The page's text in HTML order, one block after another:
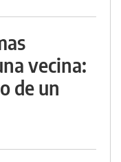
vecina:
de un